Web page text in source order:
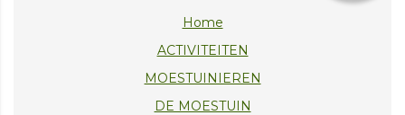
Home
ACTIVITEITEN
MOESTUINIEREN
DE MOESTUIN